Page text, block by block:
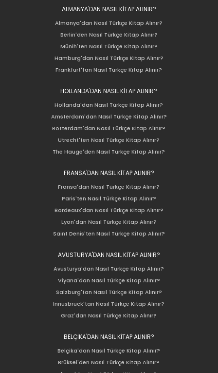
ALMANYA'DAN NASIL KİTAP ALINIR?
Almanya'dan Nasıl Türkçe Kitap Alınır?
Berlin'den Nasıl Türkçe Kitap Alınır?
Münih'ten Nasıl Türkçe Kitap Alınır?
Hamburg'dan Nasıl Türkçe Kitap Alınır?
Frankfurt'tan Nasıl Türkçe Kitap Alınır?
HOLLANDA'DAN NASIL KİTAP ALINIR?
Hollanda'dan Nasıl Türkçe Kitap Alınır?
Amsterdam'dan Nasıl Türkçe Kitap Alınır?
Rotterdam'dan Nasıl Türkçe Kitap Alınır?
Utrecht'ten Nasıl Türkçe Kitap Alınır?
The Hauge'den Nasıl Türkçe Kitap Alınır?
FRANSA'DAN NASIL KİTAP ALINIR?
Fransa'dan Nasıl Türkçe Kitap Alınır?
Paris'ten Nasıl Türkçe Kitap Alınır?
Bordeaux'dan Nasıl Türkçe Kitap Alınır?
Lyon'dan Nasıl Türkçe Kitap Alınır?
Saint Denis'ten Nasıl Türkçe Kitap Alınır?
AVUSTURYA'DAN NASIL KİTAP ALINIR?
Avusturya'dan Nasıl Türkçe Kitap Alınır?
Viyana'dan Nasıl Türkçe Kitap Alınır?
Salzburg'tan Nasıl Türkçe Kitap Alınır?
Innusbruck'tan Nasıl Türkçe Kitap Alınır?
Graz'dan Nasıl Türkçe Kitap Alınır?
BELÇİKA'DAN NASIL KİTAP ALINIR?
Belçika'dan Nasıl Türkçe Kitap Alınır?
Brüksel'den Nasıl Türkçe Kitap Alınır?